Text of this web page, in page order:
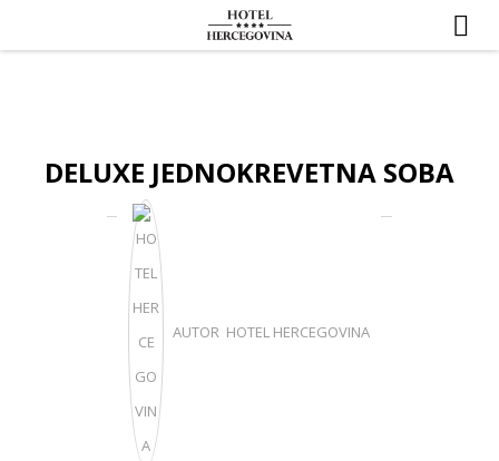
DELUXE JEDNOKREVETNA SOBA
AUTOR HOTEL HERCEGOVINA